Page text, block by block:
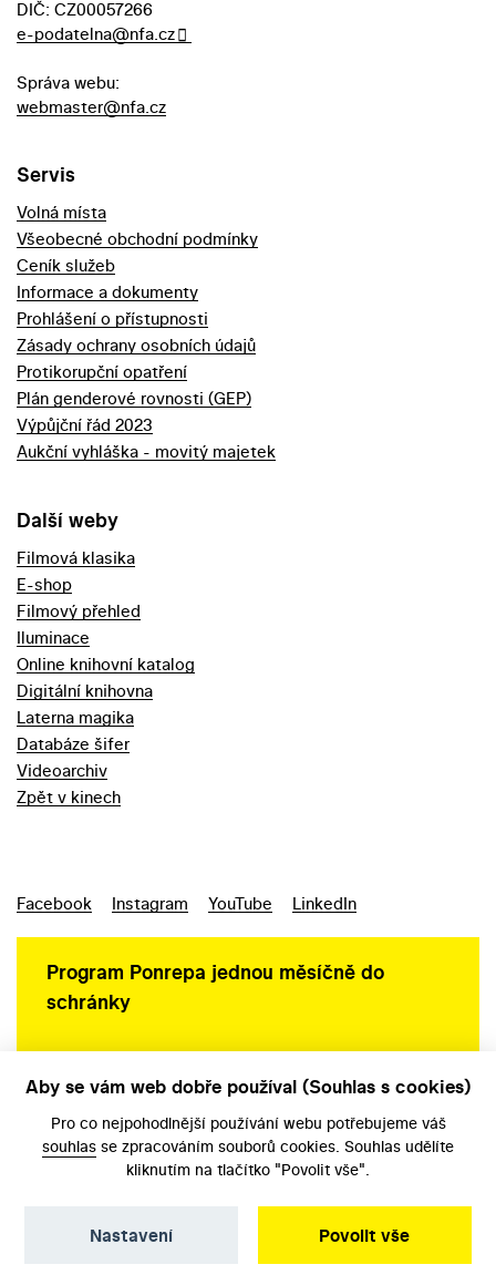
DIČ: CZ00057266
e-podatelna@nfa.cz
Správa webu:
webmaster@nfa.cz
Servis
Volná místa
Všeobecné obchodní podmínky
Ceník služeb
Informace a dokumenty
Prohlášení o přístupnosti
Zásady ochrany osobních údajů
Protikorupční opatření
Plán genderové rovnosti (GEP)
Výpůjční řád 2023
Aukční vyhláška - movitý majetek
Další weby
Filmová klasika
E-shop
Filmový přehled
Iluminace
Online knihovní katalog
Digitální knihovna
Laterna magika
Databáze šifer
Videoarchiv
Zpět v kinech
Facebook Instagram YouTube LinkedIn
Program Ponrepa jednou měsíčně do
schránky
Aby se vám web dobře používal (Souhlas s cookies)
Pro co nejpohodlnější používání webu potřebujeme váš
souhlas se zpracováním souborů cookies. Souhlas udělíte
kliknutím na tlačítko "Povolit vše".
Povolit vše
Nastavení